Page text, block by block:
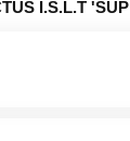
I.S.L.T 'SUP